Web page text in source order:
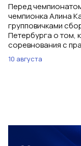
Перед
чемпионка Алина
групповичками
Петербурга о том,
соревнования с
10 августа